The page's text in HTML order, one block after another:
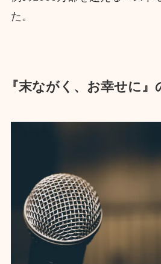
た。
『末ながく、お幸せに』